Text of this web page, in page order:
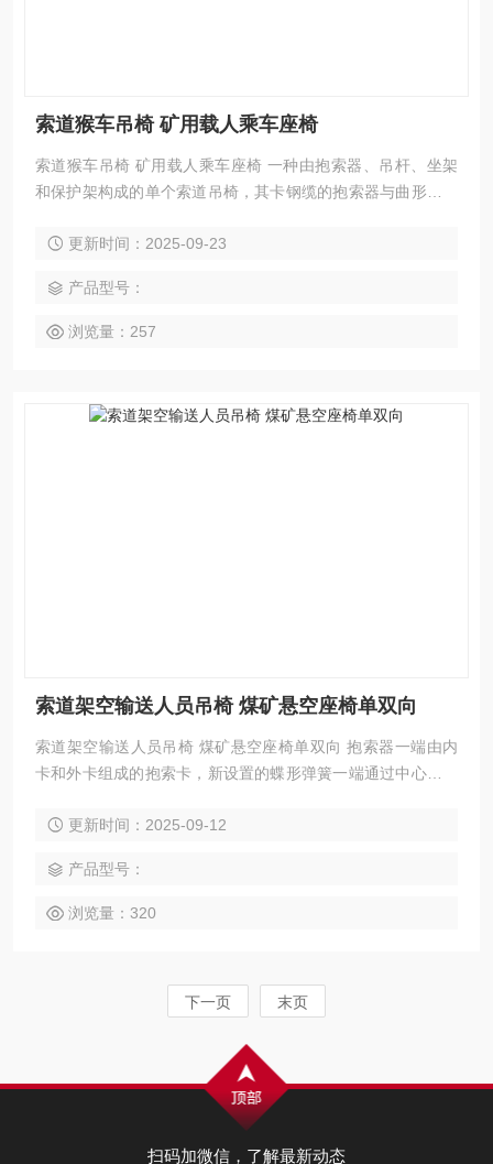
索道猴车吊椅 矿用载人乘车座椅
索道猴车吊椅 矿用载人乘车座椅 一种由抱索器、吊杆、坐架
和保护架构成的单个索道吊椅，其卡钢缆的抱索器与曲形吊杆
更新时间：2025-09-23
产品型号：
浏览量：257
索道架空输送人员吊椅 煤矿悬空座椅单双向
索道架空输送人员吊椅 煤矿悬空座椅单双向 抱索器一端由内
卡和外卡组成的抱索卡，新设置的蝶形弹簧一端通过中心顶轴
外卡，致使抱索卡的钳口较长期不会有间隙或松动现象，既保
更新时间：2025-09-12
产品型号：
浏览量：320
下一页 末页
扫码加微信，了解最新动态